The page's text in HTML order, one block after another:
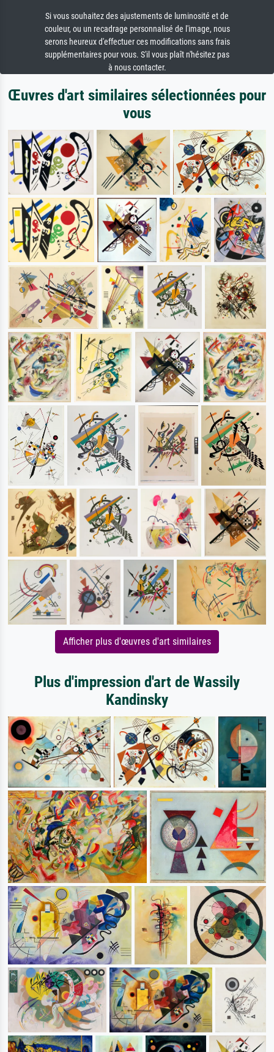
Si vous souhaitez des ajustements de luminosité et de
couleur, ou un recadrage personnalisé de l'image, nous
serons heureux d'effectuer ces modifications sans frais
supplémentaires pour vous. S'il vous plaît n'hésitez pas
à nous contacter.
Œuvres d'art similaires sélectionnées pour
vous
Afficher plus d'œuvres d'art similaires
Plus d'impression d'art de Wassily
Kandinsky